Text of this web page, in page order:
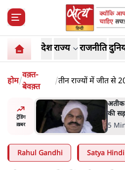
देशराज्य राजनीति
होम/
वक़्त-
बेवक़्त
/तीन राज्यों में जीत
ट्रेंडिंग
ख़बर
बोले थे-
की
भाई से
5
Rahul Gandhi Satya